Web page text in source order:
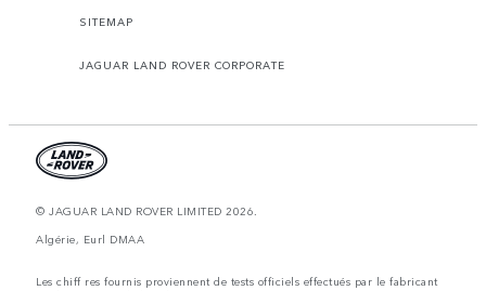
SITEMAP
JAGUAR LAND ROVER CORPORATE
© JAGUAR LAND ROVER LIMITED 2026.
Algérie, Eurl DMAA
Les chiff res fournis proviennent de tests officiels effectués par le fabricant